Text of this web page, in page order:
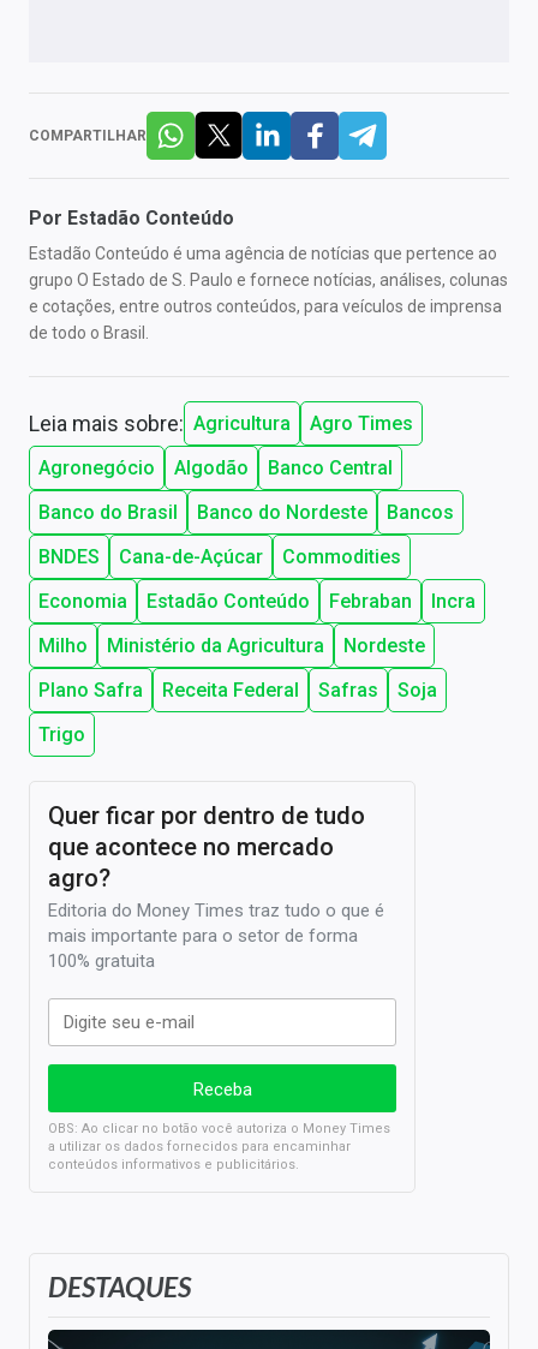
COMPARTILHAR
Por Estadão Conteúdo
Estadão Conteúdo é uma agência de notícias que pertence ao
grupo O Estado de S. Paulo e fornece notícias, análises, colunas
e cotações, entre outros conteúdos, para veículos de imprensa
de todo o Brasil.
Leia mais sobre: Agricultura
Agro Times
Agronegócio
Algodão
Banco Central
Banco do Brasil
Banco do Nordeste
Bancos
BNDES
Cana-de-Açúcar
Commodities
Economia
Estadão Conteúdo Febraban
Incra
Milho
Ministério da Agricultura
Nordeste
Plano Safra
Receita Federal Safras
Soja
Trigo
DESTAQUES
Quer ficar por dentro de tudo
que acontece no mercado
agro?
Editoria do Money Times traz tudo o que é
mais importante para o setor de forma
100% gratuita
OBS: Ao clicar no botão você autoriza o Money Times
a utilizar os dados fornecidos para encaminhar
conteúdos informativos e publicitários.